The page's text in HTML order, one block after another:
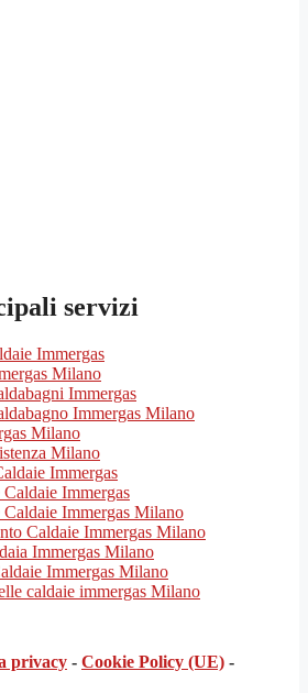
servizi
Immergas
Milano
Immergas
Immergas Milano
Milano
Milano
Immergas
Immergas
Immergas Milano
Caldaie Immergas Milano
Immergas Milano
Immergas Milano
caldaie immergas Milano
privacy - Cookie Policy (UE) -